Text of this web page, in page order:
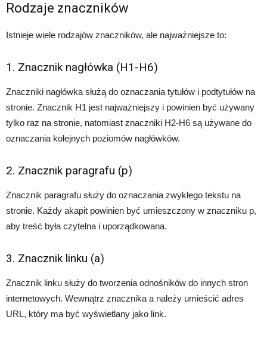
Rodzaje znaczników
Istnieje wiele rodzajów znaczników, ale najważniejsze to:
1. Znacznik nagłówka (H1-H6)
Znaczniki nagłówka służą do oznaczania tytułów i podtytułów na
stronie. Znacznik H1 jest najważniejszy i powinien być używany
tylko raz na stronie, natomiast znaczniki H2-H6 są używane do
oznaczania kolejnych poziomów nagłówków.
2. Znacznik paragrafu (p)
Znacznik paragrafu służy do oznaczania zwykłego tekstu na
stronie. Każdy akapit powinien być umieszczony w znaczniku p,
aby treść była czytelna i uporządkowana.
3. Znacznik linku (a)
Znacznik linku służy do tworzenia odnośników do innych stron
internetowych. Wewnątrz znacznika a należy umieścić adres
URL, który ma być wyświetlany jako link.